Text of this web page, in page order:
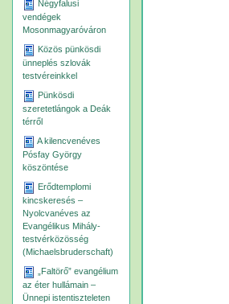
Négyfalusi
vendégek
Mosonmagyaróváron
Közös pünkösdi
ünneplés szlovák
testvéreinkkel
Pünkösdi
szeretetlángok a Deák
térről
A kilencvenéves
Pósfay György
köszöntése
Erődtemplomi
kincskeresés –
Nyolcvanéves az
Evangélikus Mihály-
testvérközösség
(Michaelsbruderschaft)
„Faltörő” evangélium
az éter hullámain –
Ünnepi istentiszteleten